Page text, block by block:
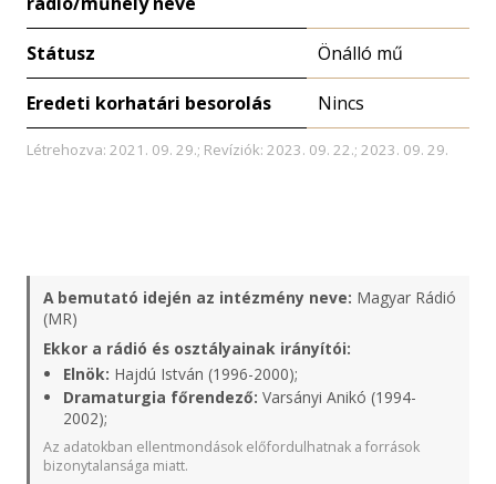
Státusz Önálló mű
Eredeti korhatári besorolás Nincs
Létrehozva: 2021. 09. 29.; Revíziók: 2023. 09. 22.; 2023. 09. 29.
A bemutató idején az intézmény neve: Magyar Rádió
(MR)
Ekkor a rádió és osztályainak irányítói:
Elnök: Hajdú István (1996-2000);
Dramaturgia főrendező: Varsányi Anikó (1994-
2002);
Az adatokban ellentmondások előfordulhatnak a források
bizonytalansága miatt.